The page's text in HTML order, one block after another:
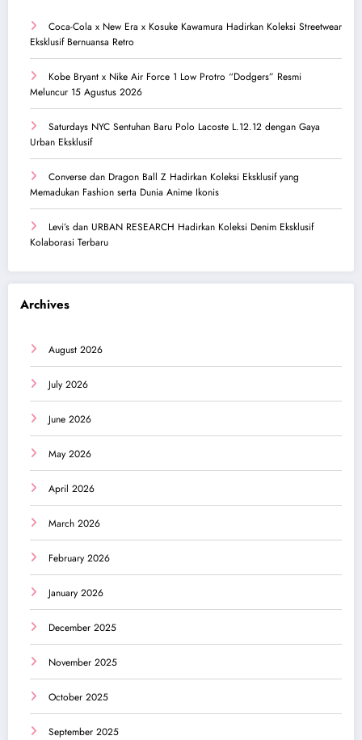
Coca-Cola x New Era x Kosuke Kawamura Hadirkan Koleksi Streetwear
Eksklusif Bernuansa Retro
Kobe Bryant x Nike Air Force 1 Low Protro “Dodgers” Resmi
Meluncur 15 Agustus 2026
Saturdays NYC Sentuhan Baru Polo Lacoste L.12.12 dengan Gaya
Urban Eksklusif
Converse dan Dragon Ball Z Hadirkan Koleksi Eksklusif yang
Memadukan Fashion serta Dunia Anime Ikonis
Levi’s dan URBAN RESEARCH Hadirkan Koleksi Denim Eksklusif
Kolaborasi Terbaru
Archives
August 2026
July 2026
June 2026
May 2026
April 2026
March 2026
February 2026
January 2026
December 2025
November 2025
October 2025
September 2025